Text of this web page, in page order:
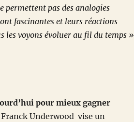
permettent pas des analogies
fascinantes et leurs réactions
les voyons évoluer au fil du temps »
pour mieux gagner
Underwood vise un